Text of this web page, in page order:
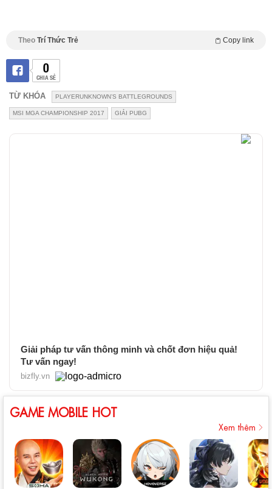
Theo Trí Thức Trẻ Copy link
0
CHIA SẺ
TỪ KHÓA PLAYERUNKNOWN’S BATTLEGROUNDS
MSI MGA CHAMPIONSHIP 2017 GIẢI PUBG
Giải pháp tư vấn thông minh và chốt đơn hiệu quả!
Tư vấn ngay!
bizfly.vn
GAME MOBILE HOT
Xem thêm